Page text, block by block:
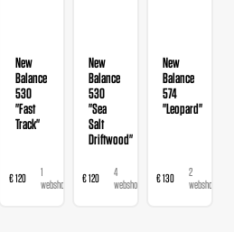
New
Balance
530
"Fast
Track"
€ 120
1
webshop
New
Balance
530
"Sea
Salt
Driftwood"
€ 120
4
webshops
New
Balance
574
"Leopard"
€ 130
2
webshops